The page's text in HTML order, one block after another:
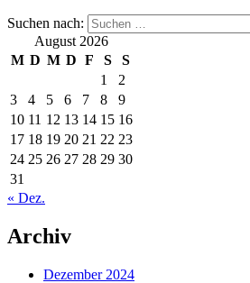
Suchen nach:
August 2026
M D M D F S
S
1
2
3
4 5 6 7 8
9
10 11 12 13 14 15 16
17 18 19 20 21 22 23
24 25 26 27 28 29 30
31
« Dez.
Archiv
Dezember 2024